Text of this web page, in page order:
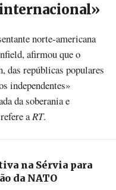
norte-americana
afirmou que o
das repúblicas populares
independentes»
da soberania e
aRT.
na Sérvia para
da NATO